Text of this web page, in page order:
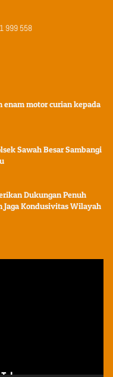
999 558
enam motor curian kepada
Sawah Besar Sambangi
Dukungan Penuh
Jaga Kondusivitas Wilayah